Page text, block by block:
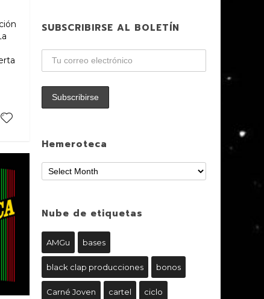
SUBSCRIBIRSE AL BOLETÍN
Hemeroteca
Nube de etiquetas
AMGu bases
black clap producciones bonos
Carné Joven cartel ciclo